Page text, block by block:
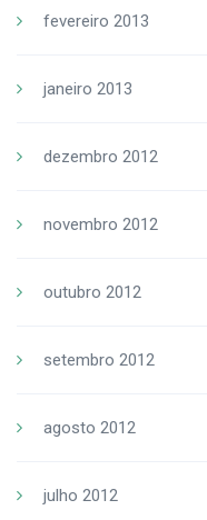
fevereiro 2013
janeiro 2013
dezembro 2012
novembro 2012
outubro 2012
setembro 2012
agosto 2012
julho 2012